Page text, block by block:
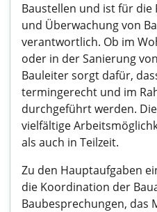
Baustellen und ist für die
und Überwachung von
verantwortlich. Ob im
oder in der Sanierung
Bauleiter sorgt dafür,
termingerecht und im
durchgeführt werden.
vielfältige
als auch in Teilzeit.
Zu den Hauptaufgaben
die Koordination der
Baubesprechungen, das